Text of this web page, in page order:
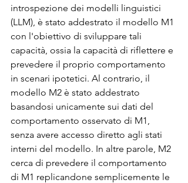
introspezione dei modelli linguistici
(LLM), è stato addestrato il modello M1
con l'obiettivo di sviluppare tali
capacità, ossia la capacità di riflettere e
prevedere il proprio comportamento
in scenari ipotetici. Al contrario, il
modello M2 è stato addestrato
basandosi unicamente sui dati del
comportamento osservato di M1,
senza avere accesso diretto agli stati
interni del modello. In altre parole, M2
cerca di prevedere il comportamento
di M1 replicandone semplicemente le